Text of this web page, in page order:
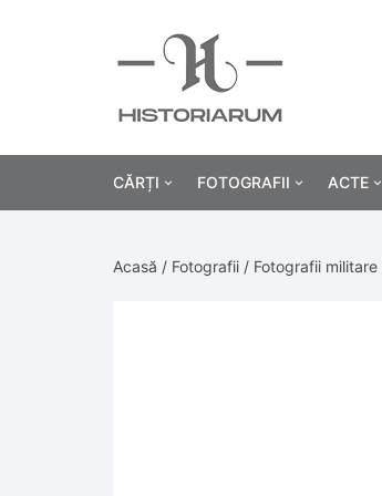
CĂRȚI FOTOGRAFII ACTE
Acasă / Fotografii / Fotografii militare